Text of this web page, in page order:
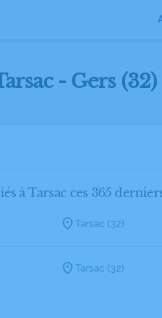
- Gers (32)
à Tarsac ces 365
Tarsac (32)
Tarsac (32)